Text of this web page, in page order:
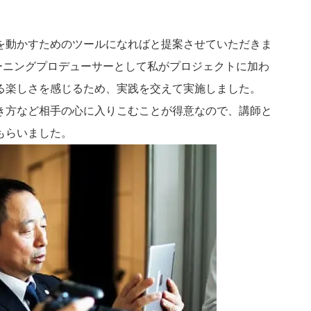
動かすためのツールになればと提案させていただきま
ングプロデューサーとして私がプロジェクトに加わ
しさを感じるため、実践を交えて実施しました。
など相手の心に入りこむことが得意なので、講師と
いました。